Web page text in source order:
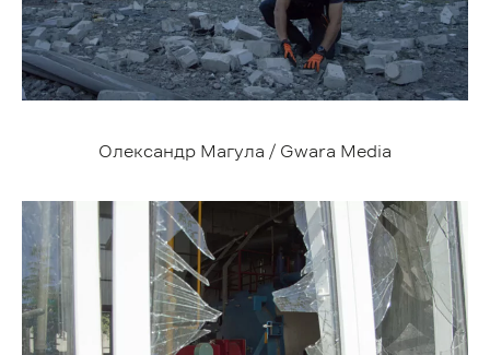
Олександр Магула / Gwara Media